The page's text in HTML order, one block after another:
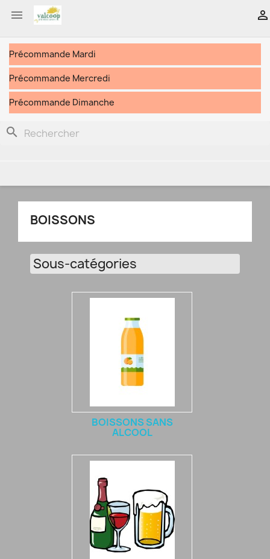
 
Précommande Mardi
Précommande Mercredi
Précommande Dimanche
search
BOISSONS
Sous-catégories
BOISSONS SANS
ALCOOL